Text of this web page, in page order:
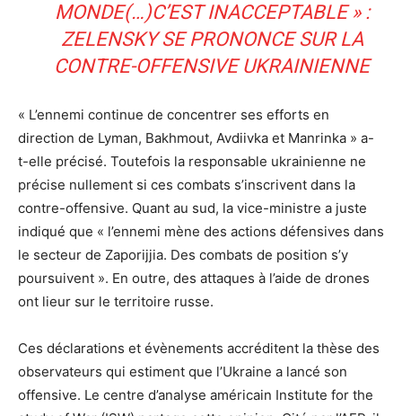
MONDE(…)C’EST INACCEPTABLE » :
ZELENSKY SE PRONONCE SUR LA
CONTRE-OFFENSIVE UKRAINIENNE
« L’ennemi continue de concentrer ses efforts en
direction de Lyman, Bakhmout, Avdiivka et Manrinka » a-
t-elle précisé. Toutefois la responsable ukrainienne ne
précise nullement si ces combats s’inscrivent dans la
contre-offensive. Quant au sud, la vice-ministre a juste
indiqué que « l’ennemi mène des actions défensives dans
le secteur de Zaporijjia. Des combats de position s’y
poursuivent ». En outre, des attaques à l’aide de drones
ont lieur sur le territoire russe.
Ces déclarations et évènements accréditent la thèse des
observateurs qui estiment que l’Ukraine a lancé son
offensive. Le centre d’analyse américain Institute for the